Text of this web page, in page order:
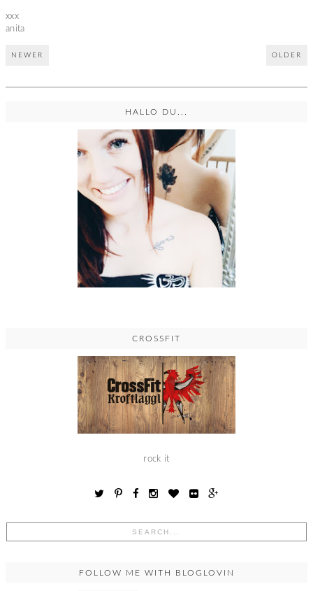
xxx
anita
NEWER OLDER
HALLO DU...
CROSSFIT
rock it
FOLLOW ME WITH BLOGLOVIN